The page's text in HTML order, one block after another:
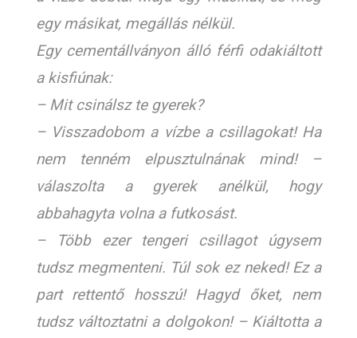
egy másikat, megállás nélkül.
Egy cementállványon álló férfi odakiáltott
a kisfiúnak:
– Mit csinálsz te gyerek?
– Visszadobom a vízbe a csillagokat! Ha
nem tenném elpusztulnának mind! –
válaszolta a gyerek anélkül, hogy
abbahagyta volna a futkosást.
– Több ezer tengeri csillagot úgysem
tudsz megmenteni. Túl sok ez neked! Ez a
part rettentő hosszú! Hagyd őket, nem
tudsz változtatni a dolgokon! – Kiáltotta a